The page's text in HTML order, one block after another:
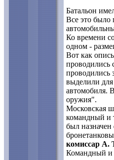
Батальон
Все это было
Ко времени
одном -
Вот как
проводились
проводились
выделили
автомобиля.
оружия".
Московская
командный и
был
комиссар А.
Командный и